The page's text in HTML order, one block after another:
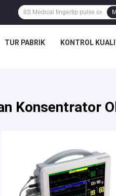
TUR PABRIK KONTROL
Konsentrator